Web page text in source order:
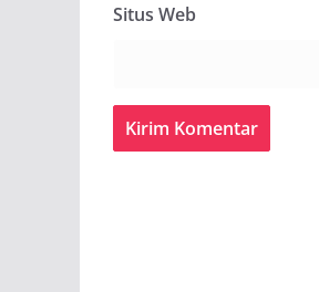
Situs Web